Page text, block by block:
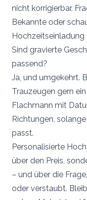
nicht korrigierbar.
Bekannte oder
Hochzeitseinladung
Sind gravierte
passend?
Ja, und umgekehrt.
Trauzeugen gern
Flachmann mit
Richtungen,
passt.
Personalisierte
über den Preis,
– und über die
oder verstaubt.